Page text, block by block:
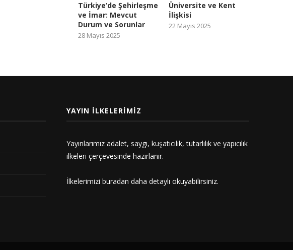
Türkiye’de Şehirleşme
ve İmar: Mevcut
Durum ve Sorunlar
28 Mayıs 2025
Üniversite ve Kent
İlişkisi
22 Mayıs 2025
YAYIN İLKELERIMIZ
Yayınlarımız adalet, saygı, kuşatıcılık, tutarlılık ve yapıcılık
ilkeleri çerçevesinde hazırlanır.
İlkelerimiziburadan daha detaylı okuyabilirsiniz.